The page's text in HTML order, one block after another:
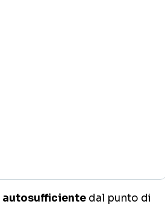
autosufficiente dal punto di